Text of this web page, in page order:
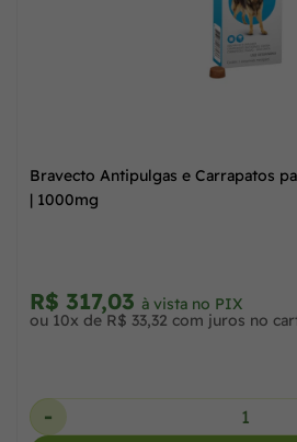
Bravecto Antipulgas e Carrapatos
112,5mg
R$ 193,94à vista no PIX
ou 6x de R$ 32,98 no cartão
-